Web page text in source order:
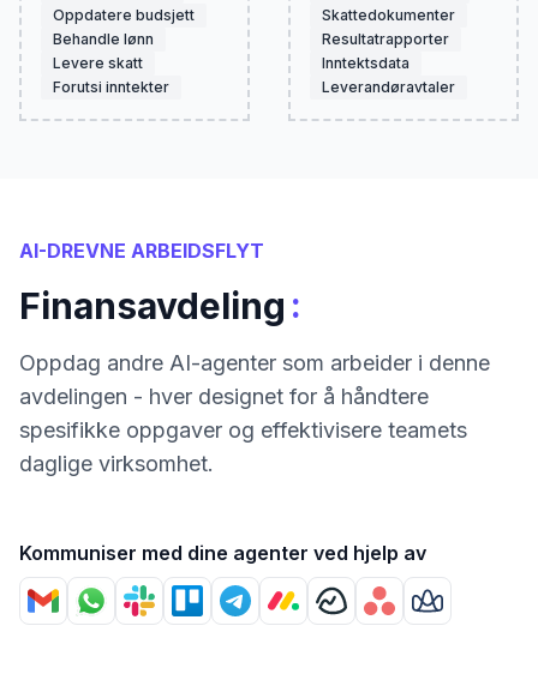
Oppdatere budsjett
Behandle lønn
Levere skatt
Forutsi inntekter
Skattedokumenter
Resultatrapporter
Inntektsdata
Leverandøravtaler
AI-DREVNE ARBEIDSFLYT
Finansavdeling :
Oppdag andre AI-agenter som arbeider i denne
avdelingen - hver designet for å håndtere
spesifikke oppgaver og effektivisere teamets
daglige virksomhet.
Kommuniser med dine agenter ved hjelp av